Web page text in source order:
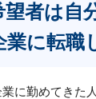
望者は自
に転職
に勤めてきた